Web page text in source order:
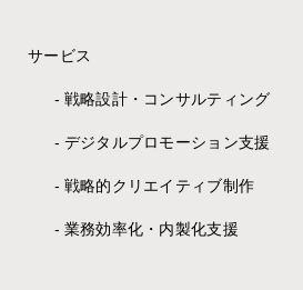
サービス
戦略設計・コンサルティング
デジタルプロモーション支援
戦略的クリエイティブ制作
業務効率化・内製化支援